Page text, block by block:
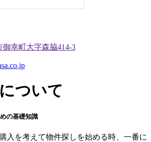
御幸町大字森脇414-3
ついて
の基礎知識
入を考えて物件探しを始める時、一番に